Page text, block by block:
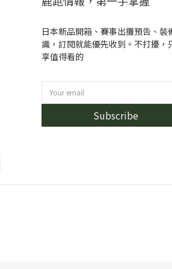
日本新品開箱、賽事出攤預告、裝
識，訂閱就能優先收到。不打擾，
享值得看的
Subscribe